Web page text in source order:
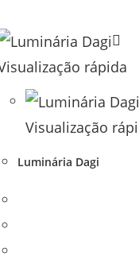
rápida
Visualização
Luminária Dagi